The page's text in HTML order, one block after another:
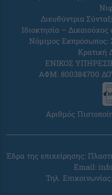
Διευθύντρια
Ιδιοκτησία –
Νόμιμος Εκπρόσωπος:
Κρατική
ΕΝΙΚΟΣ
ΑΦΜ: 800384700
Αριθμός
Έδρα της επιχείρησης:
Email:
Τηλ.